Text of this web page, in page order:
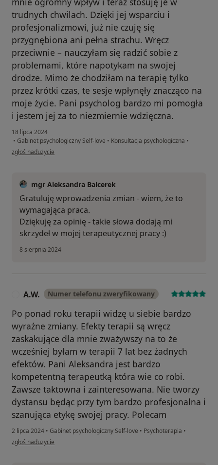
trudnych chwilach. Dzięki jej wsparciu i
profesjonalizmowi, już nie czuję się
przygnębiona ani pełna strachu. Wręcz
przeciwnie – nauczyłam się radzić sobie z
problemami, które napotykam na swojej
drodze. Mimo że chodziłam na terapię tylko
przez krótki czas, te sesje wpłynęły znacząco na
moje życie. Pani psycholog bardzo mi pomogła
i jestem jej za to niezmiernie wdzięczna.
18 lipca 2024
• Gabinet psychologiczny Self-love • Konsultacja psychologiczna •
w opinii użytkownika Laura
zgłoś nadużycie
mgr Aleksandra Balcerek
Gratuluję wprowadzenia zmian - wiem, że to
wymagająca praca.
Dziękuję za opinię - takie słowa dodają mi
skrzydeł w mojej terapeutycznej pracy :)
8 sierpnia 2024
A.W. Numer telefonu zweryfikowany
Po ponad roku terapii widzę u siebie bardzo
wyraźne zmiany. Efekty terapii są wręcz
zaskakujące dla mnie zważywszy na to że
wcześniej byłam w terapii 7 lat bez żadnych
efektów. Pani Aleksandra jest bardzo
kompetentną terapeutką która wie co robi.
Zawsze taktowna i zainteresowana. Nie tworzy
dystansu będąc przy tym bardzo profesjonalna i
szanująca etykę swojej pracy. Polecam
2 lipca 2024 • Gabinet psychologiczny Self-love • Psychoterapia •
w opinii użytkownika A.W.
zgłoś nadużycie